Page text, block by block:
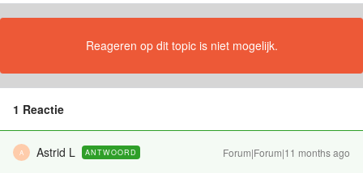
Reageren op dit topic is niet mogelijk.
1 Reactie
A Astrid L ANTWOORD Forum|Forum|11 months ago